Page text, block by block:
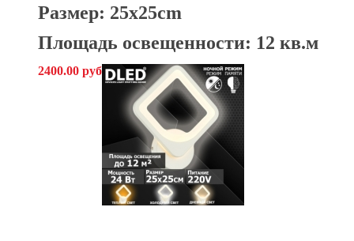
Размер: 25x25cm
Площадь освещенности: 12 кв.м
2400.00 руб